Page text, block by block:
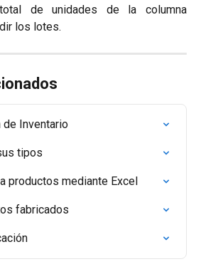
de unidades de la columna
los lotes.
de Inventario
tipos
productos mediante Excel
fabricados